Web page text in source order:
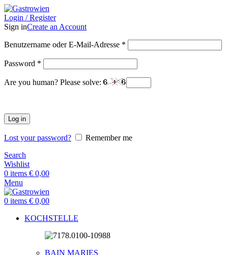
Login / Register
Sign inCreate an Account
Benutzername oder E-Mail-Adresse *
Password *
Are you human? Please solve:
Log in
Lost your password?
Remember me
Search
Wishlist
0 items € 0,00
Menu
0 items € 0,00
KOCHSTELLE
BAIN MARIES